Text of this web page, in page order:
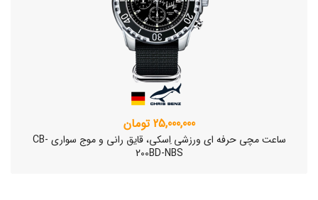
25,000,000 تومان
ساعت مچی حرفه ای ورزشی اِسکی، قایق رانی و موج سواری CB-
200BD-NBS